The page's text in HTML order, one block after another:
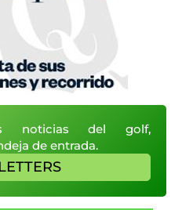
noticias del golf,
de entrada.